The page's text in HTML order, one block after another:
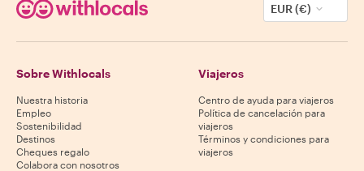
EUR (€)
Sobre Withlocals
Nuestra historia
Empleo
Sostenibilidad
Destinos
Cheques regalo
Colabora con nosotros
Viajeros
Centro de ayuda para viajeros
Política de cancelación para
viajeros
Términos y condiciones para
viajeros